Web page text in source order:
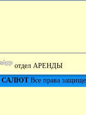
отдел АРЕНДЫ
САЛЮТВсе права